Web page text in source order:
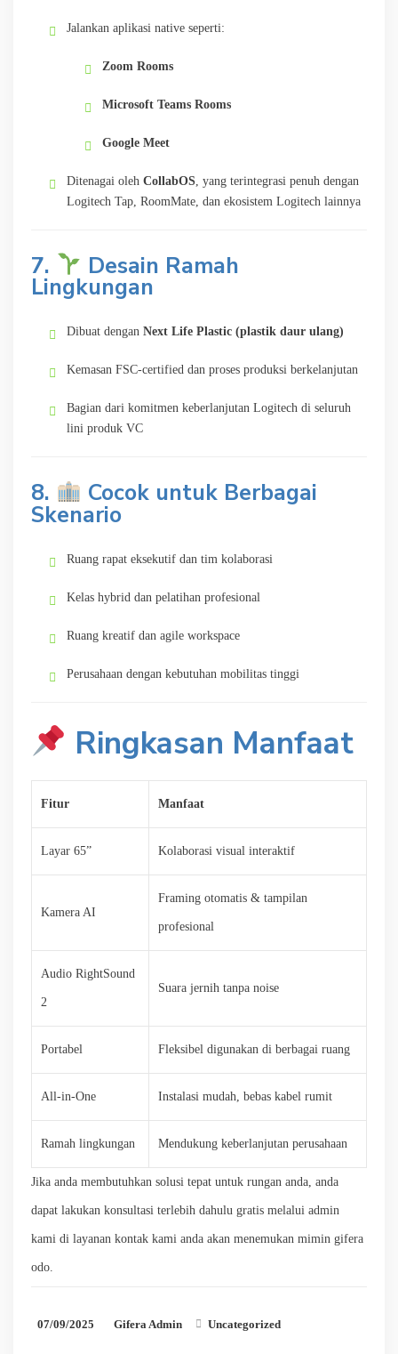
Jalankan aplikasi native seperti:
Zoom Rooms
Microsoft Teams Rooms
Google Meet
Ditenagai oleh CollabOS , yang terintegrasi penuh dengan
Logitech Tap, RoomMate, dan ekosistem Logitech lainnya
7. Desain Ramah
Lingkungan
Dibuat dengan Next Life Plastic (plastik daur ulang)
Kemasan FSC-certified dan proses produksi berkelanjutan
Bagian dari komitmen keberlanjutan Logitech di seluruh
lini produk VC
8. Cocok untuk Berbagai
Skenario
Ruang rapat eksekutif dan tim kolaborasi
Kelas hybrid dan pelatihan profesional
Ruang kreatif dan agile workspace
Perusahaan dengan kebutuhan mobilitas tinggi
Ringkasan Manfaat
Fitur Manfaat
Layar 65” Kolaborasi visual interaktif
Kamera AI
Framing otomatis & tampilan
profesional
Audio RightSound
2
Suara jernih tanpa noise
Portabel Fleksibel digunakan di berbagai ruang
All-in-One Instalasi mudah, bebas kabel rumit
Ramah lingkungan Mendukung keberlanjutan perusahaan
Jika anda membutuhkan solusi tepat untuk rungan anda, anda
dapat lakukan konsultasi terlebih dahulu gratis melalui admin
kami di layanan kontak kami anda akan menemukan mimin gifera
odo.
07/09/2025 Gifera Admin Uncategorized